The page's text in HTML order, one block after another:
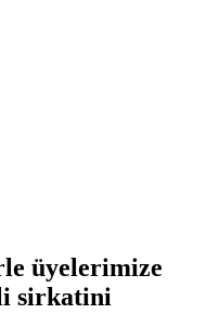
üyelerimize
sirkatini